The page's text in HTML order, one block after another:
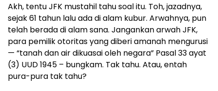
Akh, tentu JFK mustahil tahu soal itu. Toh, jazadnya,
sejak 61 tahun lalu ada di alam kubur. Arwahnya, pun
telah berada di alam sana. Jangankan arwah JFK,
para pemilik otoritas yang diberi amanah mengurusi
— “tanah dan air dikuasai oleh negara” Pasal 33 ayat
(3) UUD 1945 – bungkam. Tak tahu. Atau, entah
pura-pura tak tahu?